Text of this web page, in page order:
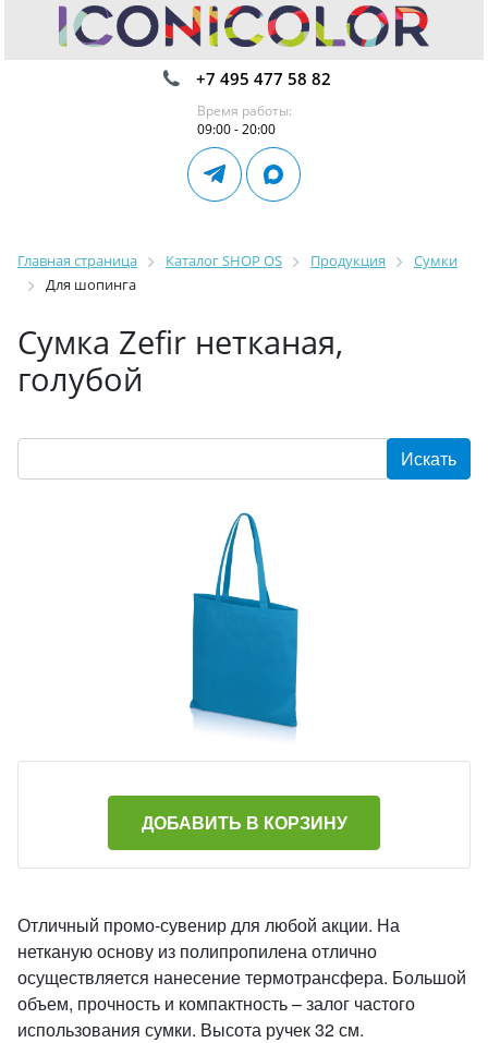
+7 495 477 58 82
Время работы:
09:00 - 20:00
Главная страница Каталог SHOP OS Продукция
Сумки
Для шопинга
Сумка Zefir нетканая,
голубой
ДОБАВИТЬ В КОРЗИНУ
Отличный промо-сувенир для любой акции. На
нетканую основу из полипропилена отлично
осуществляется нанесение термотрансфера. Большой
объем, прочность и компактность – залог частого
использования сумки. Высота ручек 32 см.